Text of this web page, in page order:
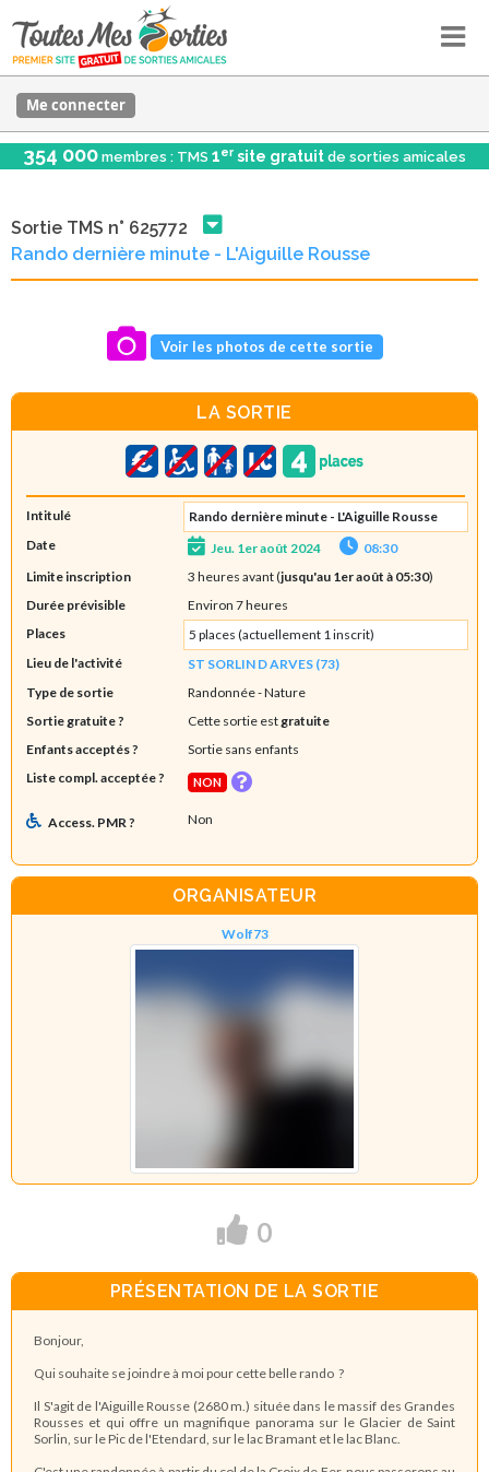
Me connecter
354 000 membres : TMS 1er site gratuit de sorties amicales
Sortie TMS n° 625772
Rando dernière minute - L'Aiguille Rousse
Voir les photos de cette sortie
LA SORTIE
Intitulé
Rando dernière minute - L'Aiguille Rousse
Date
Jeu. 1er août 2024
08:30
Limite inscription
3 heures avant (jusqu'au 1er août à 05:30)
Durée prévisible
Environ 7 heures
Places
5 places (actuellement 1 inscrit)
Lieu de l'activité
ST SORLIN D ARVES (73)
Type de sortie
Randonnée- Nature
Sortie gratuite ?
Cette sortie est gratuite
Enfants acceptés ?
Sortie sans enfants
Liste compl. acceptée ?
NON
Access. PMR ? Non
ORGANISATEUR
Wolf73
0
PRÉSENTATION DE LA SORTIE
Bonjour,
Qui souhaite se joindre à moi pour cette belle rando ?
Il S'agit de l'Aiguille Rousse (2680 m.) située dans le massif des Grandes
Rousses et qui offre un magnifique panorama sur le Glacier de Saint
Sorlin, sur le Pic de l'Etendard, sur le lac Bramant et le lac Blanc.